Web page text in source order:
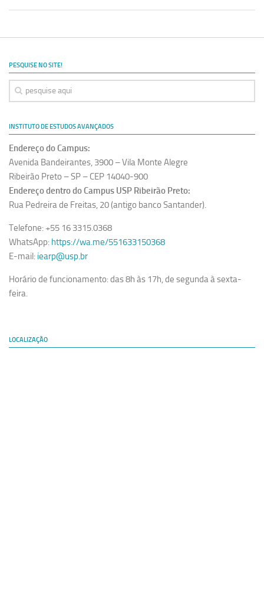
PESQUISE NO SITE!
INSTITUTO DE ESTUDOS AVANÇADOS
Endereço do Campus:
Avenida Bandeirantes, 3900 – Vila Monte Alegre
Ribeirão Preto – SP – CEP 14040-900
Endereço dentro do Campus USP Ribeirão Preto:
Rua Pedreira de Freitas, 20 (antigo banco Santander).
Telefone: +55 16 3315.0368
WhatsApp: https://wa.me/551633150368
E-mail: iearp@usp.br
Horário de funcionamento: das 8h às 17h, de segunda à sexta-
feira.
LOCALIZAÇÃO